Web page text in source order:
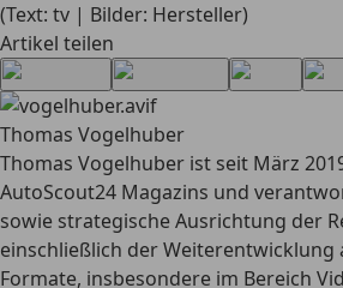
(Text: tv | Bilder: Hersteller)
Artikel teilen
Thomas Vogelhuber
Thomas Vogelhuber ist seit März
AutoScout24 Magazins und
sowie strategische Ausrichtung der
einschließlich der Weiterentwicklung
Formate, insbesondere im Bereich